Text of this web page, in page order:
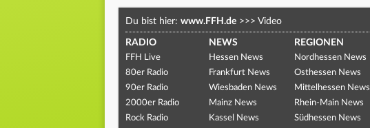
Du bist hier: www.FFH.de >>> Video
RADIO
FFH Live
80er Radio
90er Radio
2000er Radio
Rock Radio
NEWS
Hessen News
Frankfurt News
Wiesbaden News
Mainz News
Kassel News
REGIONEN
Nordhessen News
Osthessen News
Mittelhessen News
Rhein-Main News
Südhessen News